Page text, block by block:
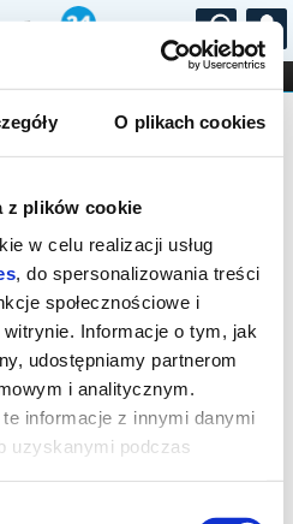
O plikach cookies
z plików cookie
w celu realizacji usług
, do spersonalizowania treści
społecznościowe i
Informacje o tym, jak
udostępniamy partnerom
i analitycznym.
informacje z innymi danymi
uzyskanymi podczas
...
STAND-UP
line na wydarzenie